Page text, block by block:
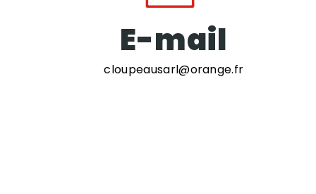
E-mail
cloupeausarl@orange.fr